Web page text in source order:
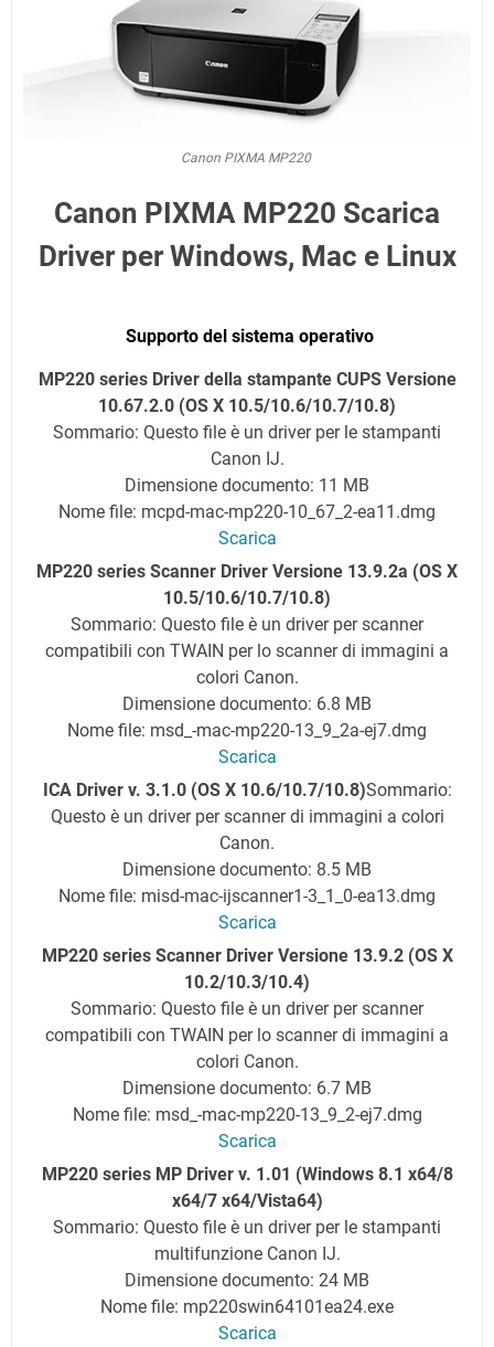
Canon PIXMA MP220
Canon PIXMA MP220 Scarica
Driver per Windows, Mac e Linux
Supporto del sistema operativo
MP220 series Driver della stampante CUPS Versione
10.67.2.0 (OS X 10.5/10.6/10.7/10.8)
Sommario: Questo file è un driver per le stampanti
Canon IJ.
Dimensione documento: 11 MB
Nome file: mcpd-mac-mp220-10_67_2-ea11.dmg
Scarica
MP220 series Scanner Driver Versione 13.9.2a (OS X
10.5/10.6/10.7/10.8)
Sommario: Questo file è un driver per scanner
compatibili con TWAIN per lo scanner di immagini a
colori Canon.
Dimensione documento: 6.8 MB
Nome file: msd_-mac-mp220-13_9_2a-ej7.dmg
Scarica
ICA Driver v. 3.1.0 (OS X 10.6/10.7/10.8)Sommario:
Questo è un driver per scanner di immagini a colori
Canon.
Dimensione documento: 8.5 MB
Nome file: misd-mac-ijscanner1-3_1_0-ea13.dmg
Scarica
MP220 series Scanner Driver Versione 13.9.2 (OS X
10.2/10.3/10.4)
Sommario: Questo file è un driver per scanner
compatibili con TWAIN per lo scanner di immagini a
colori Canon.
Dimensione documento: 6.7 MB
Nome file: msd_-mac-mp220-13_9_2-ej7.dmg
Scarica
MP220 series MP Driver v. 1.01 (Windows 8.1 x64/8
x64/7 x64/Vista64)
Sommario: Questo file è un driver per le stampanti
multifunzione Canon IJ.
Dimensione documento: 24 MB
Nome file: mp220swin64101ea24.exe
Scarica